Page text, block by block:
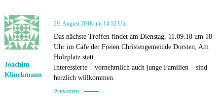
a
g
s
Joachim
Klinckmann
29. August 2018 um 14:12 Uhr
Das nächste Treffen findet am Dienstag, 11.09.18 um 18
Uhr im Cafe der Freien Christengemeinde Dorsten, Am
Holzplatz statt.
Interessierte – vornehmlich auch junge Familien – sind
herzlich willkommen.
Antworten